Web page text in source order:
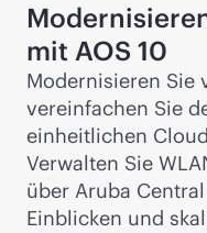
mit AOS 10
Modernisieren Sie
vereinfachen Sie
einheitlichen
Verwalten Sie
über Aruba
Einblicken und